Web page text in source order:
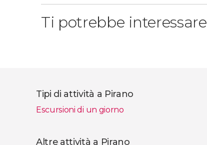
Ti potrebbe interessare
Tipi di attività a Pirano
Escursioni di un giorno
Altre attività a Pirano